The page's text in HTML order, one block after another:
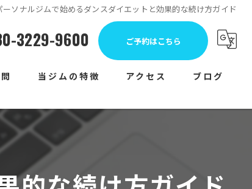
ーソナルジムで始めるダンスダイエットと効果的な続け方ガイド
3229-9600 ご予約はこちら
当ジムの特徴
女性
運動不足
体力測定
アクセス ブログ